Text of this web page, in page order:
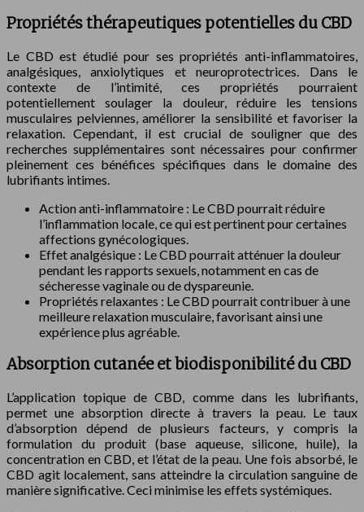
Propriétés thérapeutiques potentielles du CBD
Le CBD est étudié pour ses propriétés anti-inflammatoires,
analgésiques, anxiolytiques et neuroprotectrices. Dans le
contexte de l’intimité, ces propriétés pourraient
potentiellement soulager la douleur, réduire les tensions
musculaires pelviennes, améliorer la sensibilité et favoriser la
relaxation. Cependant, il est crucial de souligner que des
recherches supplémentaires sont nécessaires pour confirmer
pleinement ces bénéfices spécifiques dans le domaine des
lubrifiants intimes.
Action anti-inflammatoire : Le CBD pourrait réduire
l’inflammation locale, ce qui est pertinent pour certaines
affections gynécologiques.
Effet analgésique : Le CBD pourrait atténuer la douleur
pendant les rapports sexuels, notamment en cas de
sécheresse vaginale ou de dyspareunie.
Propriétés relaxantes : Le CBD pourrait contribuer à une
meilleure relaxation musculaire, favorisant ainsi une
expérience plus agréable.
Absorption cutanée et biodisponibilité du CBD
L’application topique de CBD, comme dans les lubrifiants,
permet une absorption directe à travers la peau. Le taux
d’absorption dépend de plusieurs facteurs, y compris la
formulation du produit (base aqueuse, silicone, huile), la
concentration en CBD, et l’état de la peau. Une fois absorbé, le
CBD agit localement, sans atteindre la circulation sanguine de
manière significative. Ceci minimise les effets systémiques.